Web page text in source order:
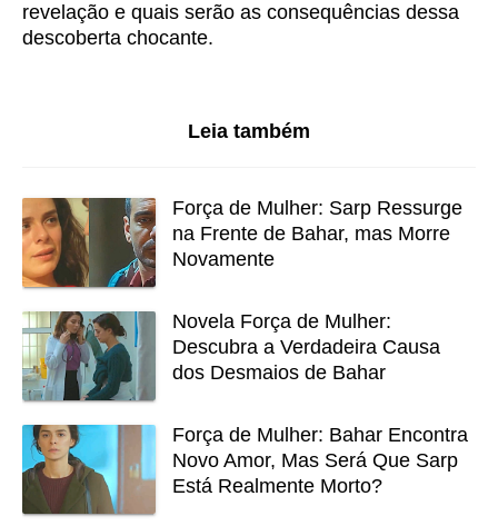
revelação e quais serão as consequências dessa
descoberta chocante.
Leia também
Força de Mulher: Sarp Ressurge
na Frente de Bahar, mas Morre
Novamente
Novela Força de Mulher:
Descubra a Verdadeira Causa
dos Desmaios de Bahar
Força de Mulher: Bahar Encontra
Novo Amor, Mas Será Que Sarp
Está Realmente Morto?